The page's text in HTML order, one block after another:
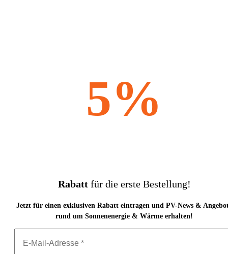
5%
Rabattfür die erste Bestellung!
Jetzt für einen exklusiven Rabatt eintragen und PV-News &
rund um Sonnenenergie & Wärme erhalten!